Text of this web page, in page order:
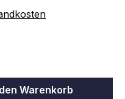
Warenkorb